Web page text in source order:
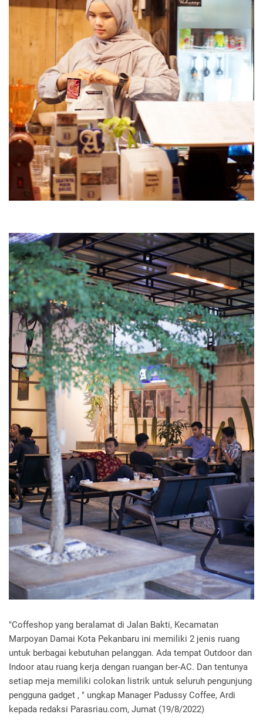
"Coffeshop yang beralamat di Jalan Bakti, Kecamatan
Marpoyan Damai Kota Pekanbaru ini memiliki 2 jenis ruang
untuk berbagai kebutuhan pelanggan. Ada tempat Outdoor dan
Indoor atau ruang kerja dengan ruangan ber-AC. Dan tentunya
setiap meja memiliki colokan listrik untuk seluruh pengunjung
pengguna gadget , " ungkap Manager Padussy Coffee, Ardi
kepada redaksi Parasriau.com, Jumat (19/8/2022)